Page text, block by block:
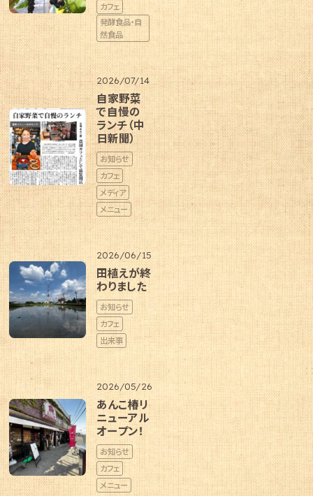
カフェ
発酵食品・自
然食品
2026/07/14
自家野菜
で自慢の
ランチ（中
日新聞）
お知らせ
カフェ
メディア
メニュー
2026/06/15
田植えが終
わりました
お知らせ
カフェ
出来事
2026/05/26
あんこ椿リ
ニューアル
オープン！
お知らせ
カフェ
メニュー